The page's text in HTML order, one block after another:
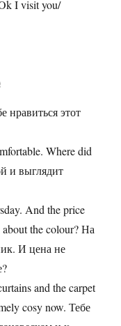
I visit you/
нравиться этот
Where did
и выглядит
And the price
the colour? На
И цена не
and the carpet
cosy now. Тебе